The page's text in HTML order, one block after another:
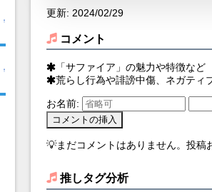
↑
↑
更新: 2024/02/29
コメント
「サファイア」の魅力や特徴など
荒らし行為や誹謗中傷、ネガティ
お名前:
💡まだコメントはありません。投稿
推しタグ分析